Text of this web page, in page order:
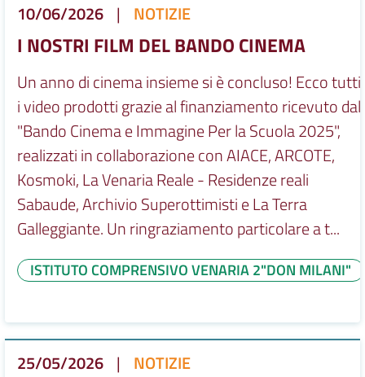
10/06/2026 | NOTIZIE
I NOSTRI FILM DEL BANDO CINEMA
Un anno di cinema insieme si è concluso! Ecco tutti
i video prodotti grazie al finanziamento ricevuto dal
"Bando Cinema e Immagine Per la Scuola 2025",
realizzati in collaborazione con AIACE, ARCOTE,
Kosmoki, La Venaria Reale - Residenze reali
Sabaude, Archivio Superottimisti e La Terra
Galleggiante. Un ringraziamento particolare a t...
ISTITUTO COMPRENSIVO VENARIA 2"DON MILANI"
25/05/2026 | NOTIZIE